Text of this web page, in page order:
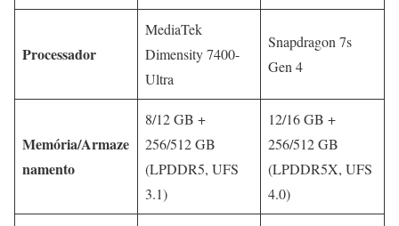
Processador
MediaTek
Dimensity 7400-
Ultra
Snapdragon 7s
Gen 4
Memória/Armaze
namento
8/12 GB +
256/512 GB
(LPDDR5, UFS
3.1)
12/16 GB +
256/512 GB
(LPDDR5X, UFS
4.0)